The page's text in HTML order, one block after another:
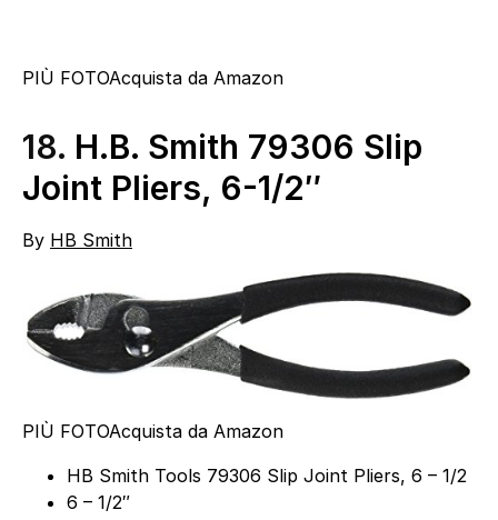
PIÙ FOTOAcquista da Amazon
18. H.B. Smith 79306 Slip
Joint Pliers, 6-1/2″
By HB Smith
PIÙ FOTOAcquista da Amazon
HB Smith Tools 79306 Slip Joint Pliers, 6 – 1/2
6 – 1/2″